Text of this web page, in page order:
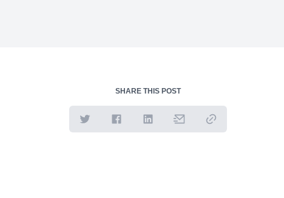
SHARE THIS POST